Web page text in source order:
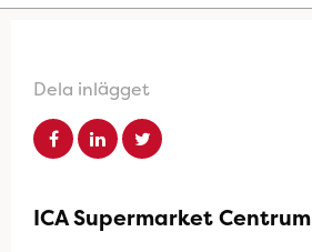
Dela inlägget
ICA Supermarket Centrum